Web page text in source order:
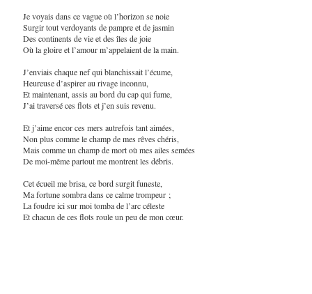
Je voyais dans ce vague où l’horizon se noie
Surgir tout verdoyants de pampre et de jasmin
Des continents de vie et des îles de joie
Où la gloire et l’amour m’appelaient de la main.
J’enviais chaque nef qui blanchissait l’écume,
Heureuse d’aspirer au rivage inconnu,
Et maintenant, assis au bord du cap qui fume,
J’ai traversé ces flots et j’en suis revenu.
Et j’aime encor ces mers autrefois tant aimées,
Non plus comme le champ de mes rêves chéris,
Mais comme un champ de mort où mes ailes semées
De moi-même partout me montrent les débris.
Cet écueil me brisa, ce bord surgit funeste,
Ma fortune sombra dans ce calme trompeur ;
La foudre ici sur moi tomba de l’arc céleste
Et chacun de ces flots roule un peu de mon cœur.